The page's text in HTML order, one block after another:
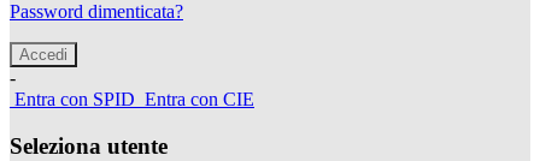
Password dimenticata?
-
Entra con SPID Entra con CIE
Seleziona utente